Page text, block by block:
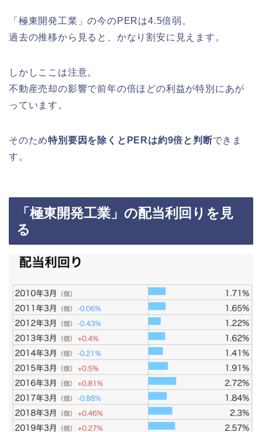
「極東開発工業」の今のPERは4.5倍弱。
過去の推移から見ると、かなり割安に見えます。
しかしここは注意。
不動産売却の影響で前年の倍ほどの利益が特別にあが
っています。
そのため特別要因を除くとPERは約9倍と判断できま
す。
「極東開発工業」の配当利回りを見
る